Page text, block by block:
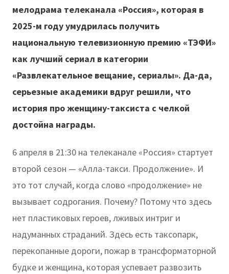
мелодрама телеканала «Россия», которая в
2025-м году умудрилась получить
национальную телевизионную премию «ТЭФИ»
как лучший сериал в категории
«Развлекательное вещание, сериалы». Да-да,
серьезные академики вдруг решили, что
история про женщину-таксиста с челкой
достойна награды.
6 апреля в 21:30 на телеканале «Россия» стартует
второй сезон — «Алла-такси. Продолжение». И
это тот случай, когда слово «продолжение» не
вызывает содрогания. Почему? Потому что здесь
нет пластиковых героев, лживых интриг и
надуманных страданий. Здесь есть таксопарк,
перекопанные дороги, пожар в трансформаторной
будке и женщина, которая успевает развозить